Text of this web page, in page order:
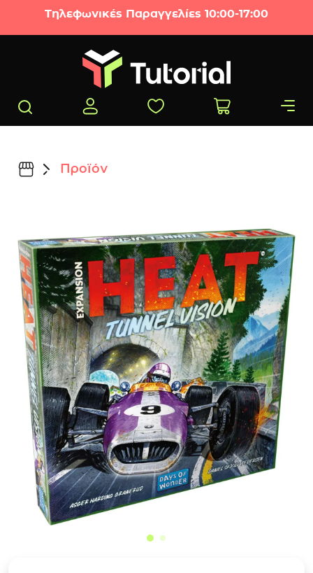
Μετάβαση στο περιεχόμενο
Τηλεφωνικές Παραγγελίες 10:00-17:00
Προϊόν